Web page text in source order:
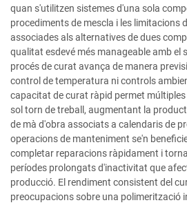
quan s'utilitzen sistemes d'una sola
procediments de mescla i les limitacions
associades als alternatives de dues
qualitat esdevé més manageable amb el
procés de curat avança de manera
control de temperatura ni controls
capacitat de curat ràpid permet
sol torn de treball, augmentant la
de mà d'obra associats a calendaris de
operacions de manteniment se'n
completar reparacions ràpidament i
períodes prolongats d'inactivitat que
producció. El rendiment consistent del
preocupacions sobre una polimerització